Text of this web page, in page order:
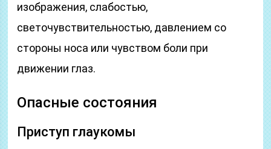
изображения, слабостью,
светочувствительностью, давлением со
стороны носа или чувством боли при
движении глаз.
Опасные состояния
Приступ глаукомы